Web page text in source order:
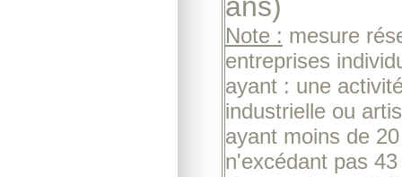
Note : mesure
entreprises
ayant : une
industrielle ou
ayant moins de
n'excédant pas